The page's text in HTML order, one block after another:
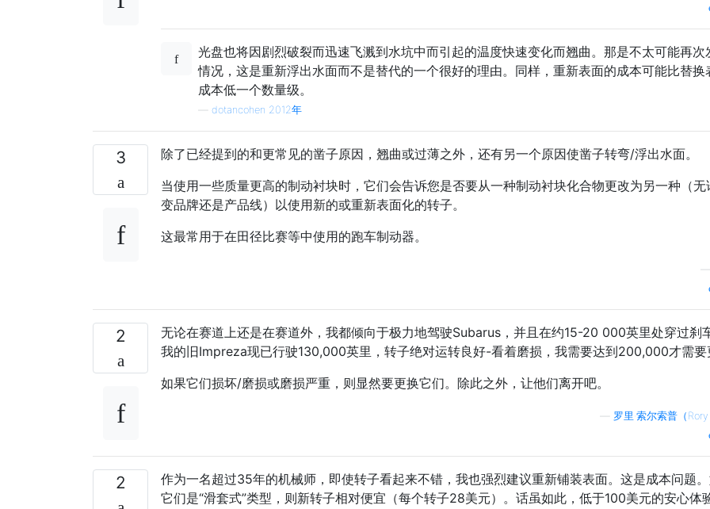
光盘也将因剧烈破裂而迅速飞溅到水坑中而引起的温度快速变化而翘曲。那是不太可能再次
情况，这是重新浮出水面而不是替代的一个很好的理由。同样，重新表面的成本可能比替换
成本低一个数量级。
dotancohen 2012年
3
除了已经提到的和更常见的凿子原因，翘曲或过薄之外，还有另一个原因使凿子转弯/浮出水面。
当使用一些质量更高的制动衬块时，它们会告诉您是否要从一种制动衬块化合物更改为另一种（无
变品牌还是产品线）以使用新的或重新表面化的转子。
这最常用于在田径比赛等中使用的跑车制动器。
2
无论在赛道上还是在赛道外，我都倾向于极力地驾驶Subarus，并且在约15-20 000英里处穿过刹车
我的旧Impreza现已行驶130,000英里，转子绝对运转良好-看着磨损，我需要达到200,000才需要
如果它们损坏/磨损或磨损严重，则显然要更换它们。除此之外，让他们离开吧。
罗里·索尔索普（Rory
2
作为一名超过35年的机械师，即使转子看起来不错，我也强烈建议重新铺装表面。这是成本问题
它们是“滑套式”类型，则新转子相对便宜（每个转子28美元）。话虽如此，低于100美元的安心体